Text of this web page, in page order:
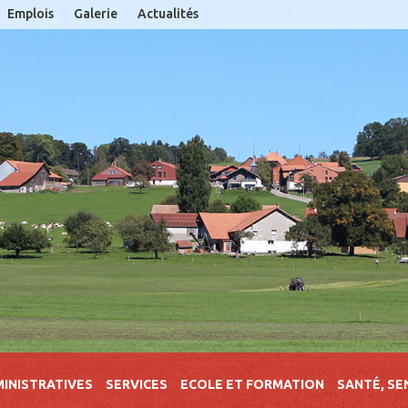
Emplois Galerie Actualités
SERVICES ECOLE ET FORMATION SANTÉ,